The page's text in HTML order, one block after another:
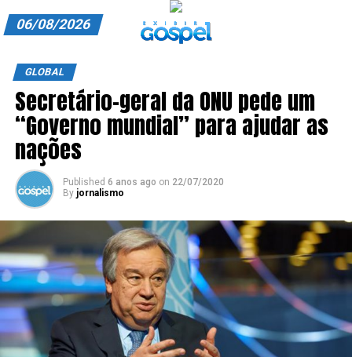
ANUNCIE CONOSCO
ASSINE
CARRINHO
EDITORIAL
ENTREVISTAS
EXPEDIENTE
FINALIZAR COMPRA
HOME
06/08/2026
GLOBAL
Secretário-geral da ONU pede um
“Governo mundial” para ajudar as
nações
Published 6 anos ago on 22/07/2020
By jornalismo